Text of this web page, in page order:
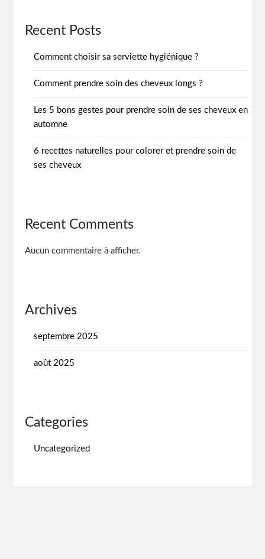
Recent Posts
Comment choisir sa serviette hygiénique ?
Comment prendre soin des cheveux longs ?
Les 5 bons gestes pour prendre soin de ses cheveux en
automne
6 recettes naturelles pour colorer et prendre soin de
ses cheveux
Recent Comments
Aucun commentaire à afficher.
Archives
septembre 2025
août 2025
Categories
Uncategorized